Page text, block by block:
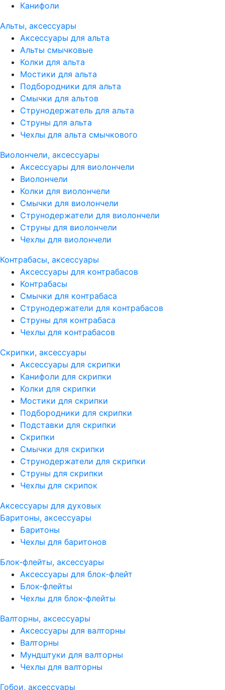
Канифоли
Альты, аксессуары
Аксессуары для альта
Альты смычковые
Колки для альта
Мостики для альта
Подбородники для альта
Смычки для альтов
Струнодержатель для альта
Струны для альта
Чехлы для альта смычкового
Виолончели, аксессуары
Аксессуары для виолончели
Виолончели
Колки для виолончели
Смычки для виолончели
Струнодержатели для виолончели
Струны для виолончели
Чехлы для виолончели
Контрабасы, аксессуары
Аксессуары для контрабасов
Контрабасы
Смычки для контрабаса
Струнодержатели для контрабасов
Струны для контрабаса
Чехлы для контрабасов
Скрипки, аксессуары
Аксессуары для скрипки
Канифоли для скрипки
Колки для скрипки
Мостики для скрипки
Подбородники для скрипки
Подставки для скрипки
Скрипки
Смычки для скрипки
Струнодержатели для скрипки
Струны для скрипки
Чехлы для скрипок
Аксессуары для духовых
Баритоны, аксессуары
Баритоны
Чехлы для баритонов
Блок-флейты, аксессуары
Аксессуары для блок-флейт
Блок-флейты
Чехлы для блок-флейты
Валторны, аксессуары
Аксессуары для валторны
Валторны
Мундштуки для валторны
Чехлы для валторны
Гобои, аксессуары